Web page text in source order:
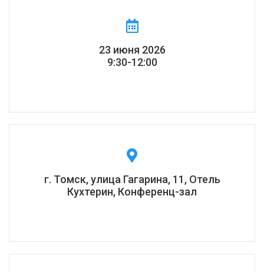
23 июня 2026
9:30-12:00
г. Томск, улица Гагарина, 11, Отель
Кухтерин, Конференц-зал